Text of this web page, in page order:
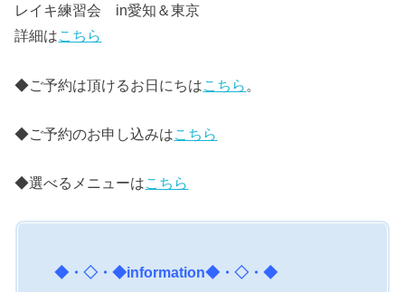
レイキ練習会 in愛知＆東京
詳細はこちら
◆ご予約は頂けるお日にちはこちら 。
◆ご予約のお申し込みはこちら
◆選べるメニューはこちら
◆・◇・◆information◆・◇・◆